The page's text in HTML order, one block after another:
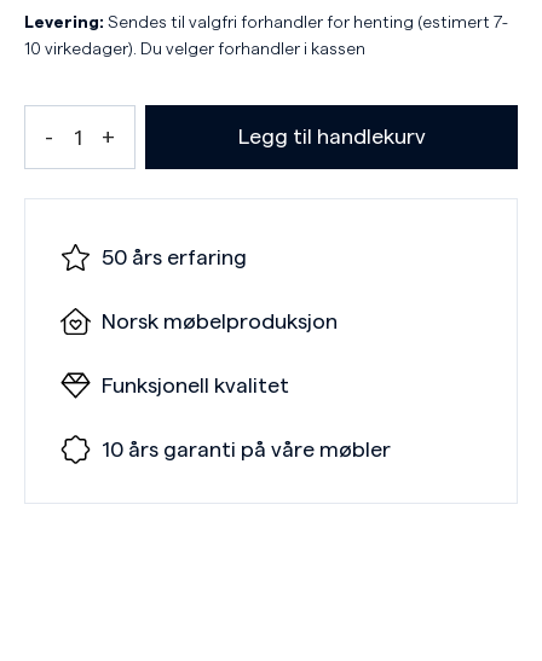
Levering: Sendes til valgfri forhandler for henting (estimert 7-
10 virkedager). Du velger forhandler i kassen
Legg til handlekurv
50 års erfaring
Norsk møbelproduksjon
Funksjonell kvalitet
10 års garanti på våre møbler